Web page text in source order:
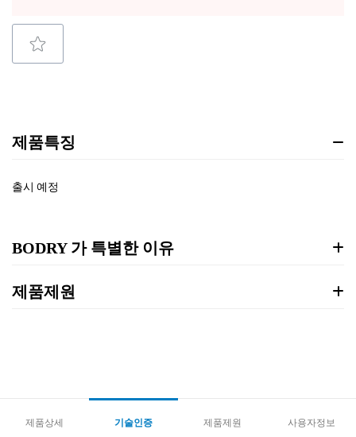
제품특징
출시 예정
BODRY 가 특별한 이유
제품제원
제품상세 기술인증 제품제원 사용자정보